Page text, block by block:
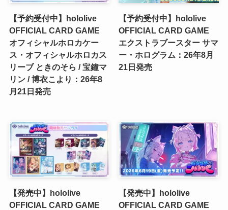
【予約受付中】hololive
OFFICIAL CARD GAME
オフィシャルホロカケー
ス・オフィシャルホロカス
リーブ ときのそら / 宝鐘マ
リン / 博衣こより：26年8
月21日発売
【予約受付中】hololive
OFFICIAL CARD GAME
エクストラブースター サマ
ー・ホログラム：26年8月
21日発売
【発売中】hololive
OFFICIAL CARD GAME
【発売中】hololive
OFFICIAL CARD GAME